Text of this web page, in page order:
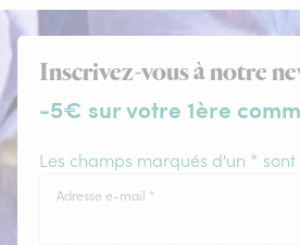
Inscrivez-vous à notre
-5€ sur votre 1ère
Les champs marqués d'un *
Adresse e-mail *